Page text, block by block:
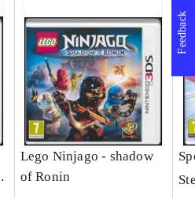
Lego Ninjago - shadow
of Ronin
Feedback